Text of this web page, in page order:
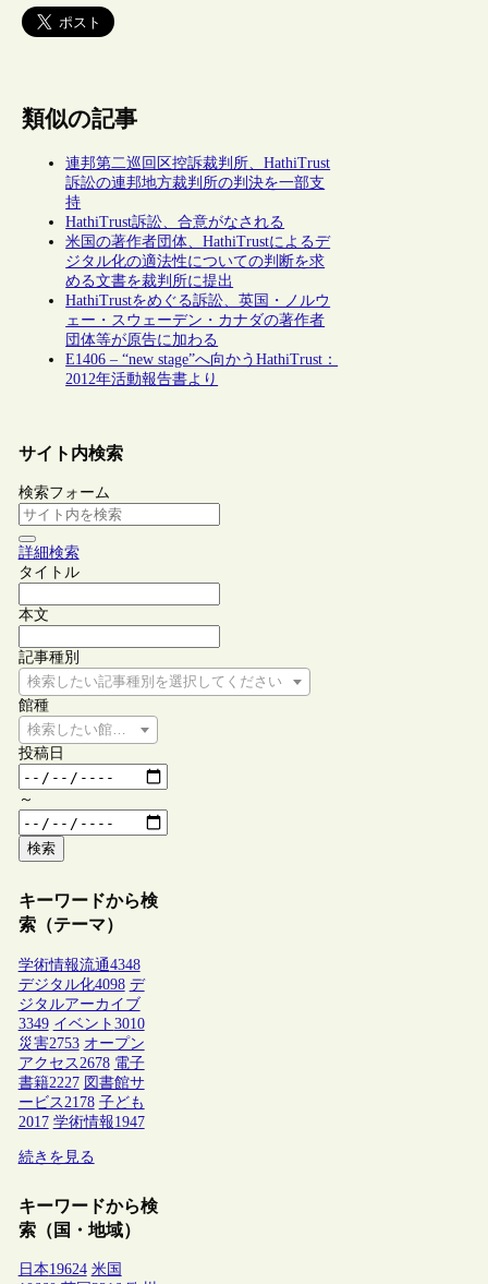
類似の記事
連邦第二巡回区控訴裁判所、HathiTrust
訴訟の連邦地方裁判所の判決を一部支
持
HathiTrust訴訟、合意がなされる
米国の著作者団体、HathiTrustによるデ
ジタル化の適法性についての判断を求
める文書を裁判所に提出
HathiTrustをめぐる訴訟、英国・ノルウ
ェー・スウェーデン・カナダの著作者
団体等が原告に加わる
E1406 – “new stage”へ向かうHathiTrust：
2012年活動報告書より
サイト内検索
検索フォーム
詳細検索
タイトル
本文
記事種別
検索したい記事種別を選択してください
館種
検索したい館種を選択してください
投稿日
～
検索
キーワードから検
索（テーマ）
学術情報流通4348
デジタル化4098 デ
ジタルアーカイブ
3349 イベント 3010
災害2753 オープン
アクセス 2678 電子
書籍2227 図書館サ
ービス 2178 子ども
2017 学術情報1947
続きを見る
キーワードから検
索（国・地域）
日本19624 米国